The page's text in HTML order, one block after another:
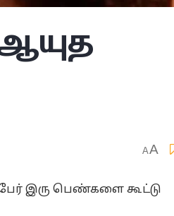
AA
இரு பெண்களை கூட்டு